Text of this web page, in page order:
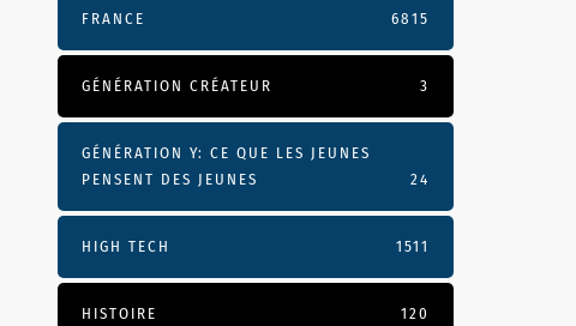
FRANCE 6815
GÉNÉRATION CRÉATEUR 3
GÉNÉRATION Y: CE QUE LES JEUNES
PENSENT DES JEUNES
24
HIGH TECH 1511
HISTOIRE 120